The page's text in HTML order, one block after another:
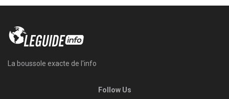
La boussole exacte de l'info
Follow Us